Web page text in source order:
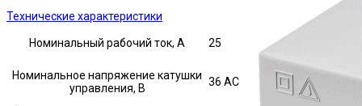
Технические характеристики
Номинальный рабочий ток, А 25
Номинальное напряжение катушки
управления, В
36 AC